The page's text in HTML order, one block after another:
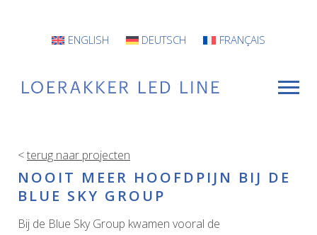
ENGLISH DEUTSCH FRANÇAIS
VOOR WIE
Armaturen
Projecten
<terug naar projecten
NOOIT MEER HOOFDPIJN BIJ DE
BLUE SKY GROUP
Bij de Blue Sky Group kwamen vooral de